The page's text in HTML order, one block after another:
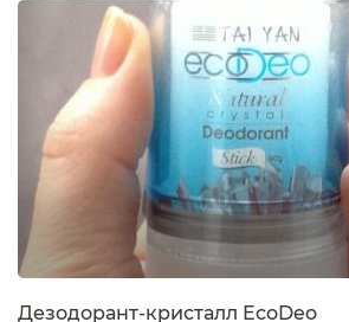
Дезодорант-кристалл EcoDeo